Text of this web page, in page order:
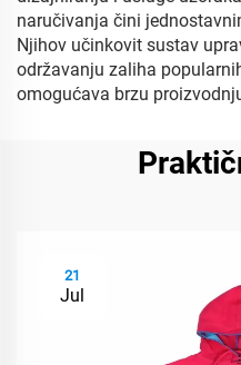
naručivanja čini
Njihov učinkovit sustav
održavanju zaliha
omogućava brzu
21
Jul